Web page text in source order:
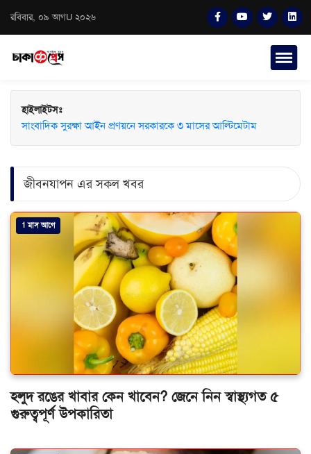
রবিবার, ০৯ আগU ২০২৬
হাইলাইটসঃ
সাংবাদিক সুরক্ষা আইন প্রণয়নে সরকারকে ৩ মাসের আল্টিমেটাম
জীবনযাপন এর সকল খবর
1 মাস আগে
হলুদ রঙের খাবার কেন খাবেন? জেনে নিন স্বাস্থ্যগত ৫
গুরুত্বপূর্ণ উপকারিতা